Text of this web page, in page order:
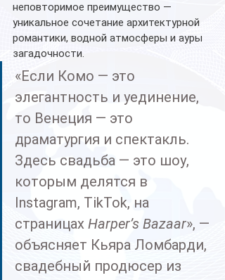
неповторимое преимущество —
уникальное сочетание архитектурной
романтики, водной атмосферы и ауры
загадочности.
«Если Комо — это
элегантность и уединение,
то Венеция — это
драматургия и спектакль.
Здесь свадьба — это шоу,
которым делятся в
Instagram, TikTok, на
страницах Harper’s Bazaar», —
объясняет Кьяра Ломбарди,
свадебный продюсер из